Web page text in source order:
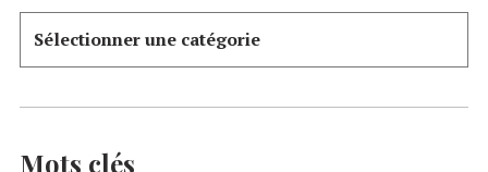
Mots clés